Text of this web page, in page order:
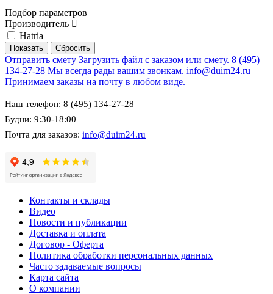
Подбор параметров
Производитель
Hatria
Отправить смету Загрузить файл с заказом или смету. 8 (495)
134-27-28 Мы всегда рады вашим звонкам. info@duim24.ru
Принимаем заказы на почту в любом виде.
Наш телефон: 8 (495) 134-27-28
Будни: 9:30-18:00
Почта для заказов: info@duim24.ru
Контакты и склады
Видео
Новости и публикации
Доставка и оплата
Договор - Оферта
Политика обработки персональных данных
Часто задаваемые вопросы
Карта сайта
О компании